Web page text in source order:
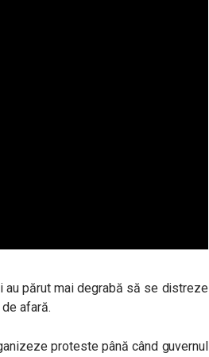
au părut mai degrabă să se distreze
afară.
proteste până când guvernul